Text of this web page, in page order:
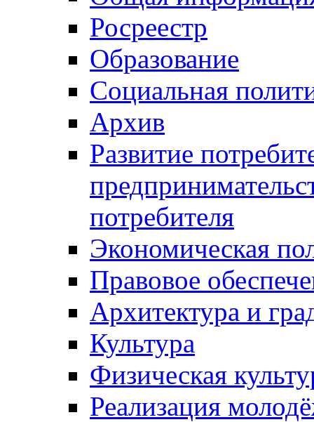
Росреестр
Образование
Социальная
Архив
Развитие
потребителя
Экономическая
Правовое
Архитектура и
Культура
Физическая
Реализация